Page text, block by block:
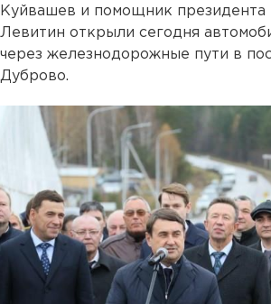
Куйвашев и помощник президента
Левитин открыли сегодня
через железнодорожные пути в
Дуброво.